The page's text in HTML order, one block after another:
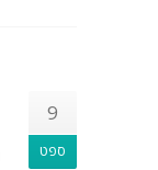
9
ספט